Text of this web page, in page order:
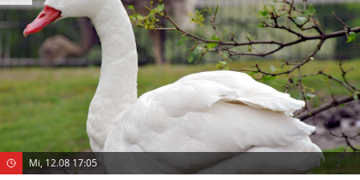
Mi, 12.08 17:05